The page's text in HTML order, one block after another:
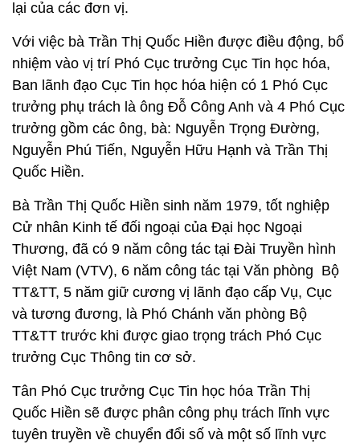
lại của các đơn vị.
Với việc bà Trần Thị Quốc Hiền được điều động, bổ
nhiệm vào vị trí Phó Cục trưởng Cục Tin học hóa,
Ban lãnh đạo Cục Tin học hóa hiện có 1 Phó Cục
trưởng phụ trách là ông Đỗ Công Anh và 4 Phó Cục
trưởng gồm các ông, bà: Nguyễn Trọng Đường,
Nguyễn Phú Tiến, Nguyễn Hữu Hạnh và Trần Thị
Quốc Hiền.
Bà Trần Thị Quốc Hiền sinh năm 1979, tốt nghiệp
Cử nhân Kinh tế đối ngoại của Đại học Ngoại
Thương, đã có 9 năm công tác tại Đài Truyền hình
Việt Nam (VTV), 6 năm công tác tại Văn phòng Bộ
TT&TT, 5 năm giữ cương vị lãnh đạo cấp Vụ, Cục
và tương đương, là Phó Chánh văn phòng Bộ
TT&TT trước khi được giao trọng trách Phó Cục
trưởng Cục Thông tin cơ sở.
Tân Phó Cục trưởng Cục Tin học hóa Trần Thị
Quốc Hiền sẽ được phân công phụ trách lĩnh vực
tuyên truyền về chuyển đổi số và một số lĩnh vực